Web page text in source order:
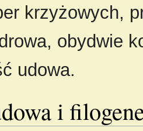
krzyżowych,
obydwie
udowa.
i